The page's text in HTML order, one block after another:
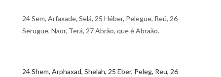
24 Sem, Arfaxade, Selá, 25 Héber, Pelegue, Reú, 26
Serugue, Naor, Terá, 27 Abrão, que é Abraão.
24 Shem, Arphaxad, Shelah, 25 Eber, Peleg, Reu, 26